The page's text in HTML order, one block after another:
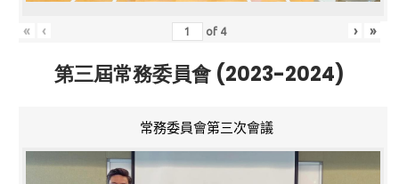
« ‹ of 4 › »
第三屆常務委員會 (2023-2024)
常務委員會第三次會議